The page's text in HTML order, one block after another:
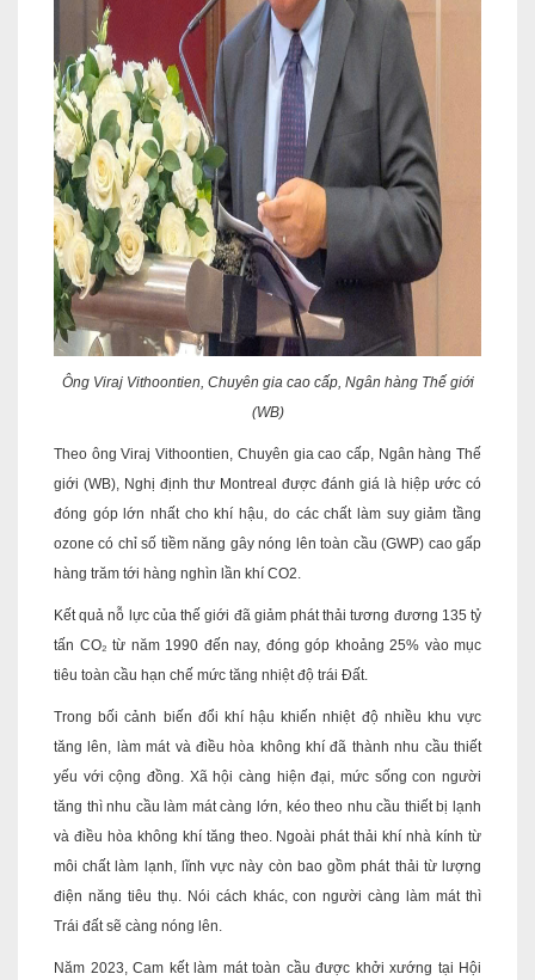
Ông Viraj Vithoontien, Chuyên gia cao cấp, Ngân hàng Thế giới
(WB)
Theo ông Viraj Vithoontien, Chuyên gia cao cấp, Ngân hàng Thế
giới (WB), Nghị định thư Montreal được đánh giá là hiệp ước có
đóng góp lớn nhất cho khí hậu, do các chất làm suy giảm tầng
ozone có chỉ số tiềm năng gây nóng lên toàn cầu (GWP) cao gấp
hàng trăm tới hàng nghìn lần khí CO2.
Kết quả nỗ lực của thế giới đã giảm phát thải tương đương 135 tỷ
tấn CO₂ từ năm 1990 đến nay, đóng góp khoảng 25% vào mục
tiêu toàn cầu hạn chế mức tăng nhiệt độ trái Đất.
Trong bối cảnh biến đổi khí hậu khiến nhiệt độ nhiều khu vực
tăng lên, làm mát và điều hòa không khí đã thành nhu cầu thiết
yếu với cộng đồng. Xã hội càng hiện đại, mức sống con người
tăng thì nhu cầu làm mát càng lớn, kéo theo nhu cầu thiết bị lạnh
và điều hòa không khí tăng theo. Ngoài phát thải khí nhà kính từ
môi chất làm lạnh, lĩnh vực này còn bao gồm phát thải từ lượng
điện năng tiêu thụ. Nói cách khác, con người càng làm mát thì
Trái đất sẽ càng nóng lên.
Năm 2023, Cam kết làm mát toàn cầu được khởi xướng tại Hội